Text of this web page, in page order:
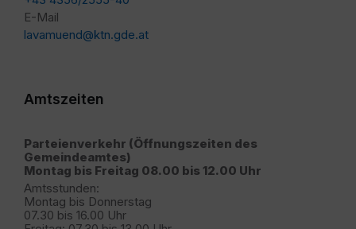
E-Mail
lavamuend@ktn.gde.at
Amtszeiten
Parteienverkehr (Öffnungszeiten des
Gemeindeamtes)
Montag bis Freitag 08.00 bis 12.00 Uhr
Amtsstunden:
Montag bis Donnerstag
07.30 bis 16.00 Uhr